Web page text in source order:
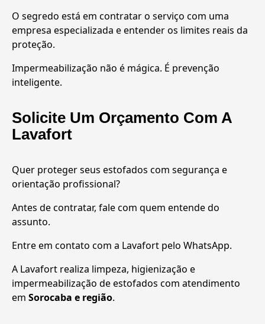
O segredo está em contratar o serviço com uma
empresa especializada e entender os limites reais da
proteção.
Impermeabilização não é mágica. É prevenção
inteligente.
Solicite Um Orçamento Com A
Lavafort
Quer proteger seus estofados com segurança e
orientação profissional?
Antes de contratar, fale com quem entende do
assunto.
Entre em contato com a Lavafort pelo WhatsApp.
A Lavafort realiza limpeza, higienização e
impermeabilização de estofados com atendimento
em Sorocaba e região.